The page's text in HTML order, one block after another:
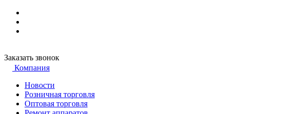
Заказать звонок
Компания
Новости
Розничная торговля
Оптовая торговля